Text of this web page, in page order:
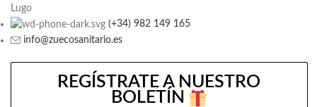
Lugo
(+34) 982 149 165
info@zuecosanitario.es
REGÍSTRATE A NUESTRO
BOLETÍN